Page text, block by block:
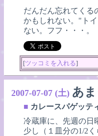
だんだん忘れてくる
かもしれない。"ト
ない。フフ・・・。
[ツッコミを入れる]
2007-07-07 (土) あ
■ カレースパゲッテ
冷蔵庫に、先週の日
少し（１皿分の1/2